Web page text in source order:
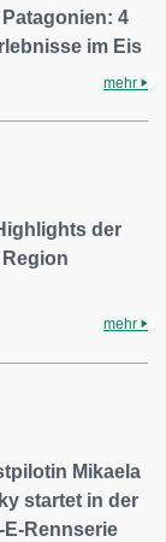
4
im Eis
mehr
der
mehr
Mikaela
startet in der
Rennserie